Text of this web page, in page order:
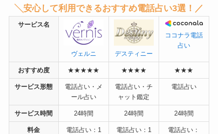
╲安心して利用できるおすすめ電話占い3選！／
サービス名
ヴェルニ デスティニー
ココナラ電話
占い
おすすめ度 ★★★★★ ★★★★ ★★★
サービス形態
電話占い・メ
ール占い
電話占い・チ
ャット鑑定
電話占い
サービス時間 24時間 24時間 24時間
料金
電話占い：1
電話占い：1
電話占い：